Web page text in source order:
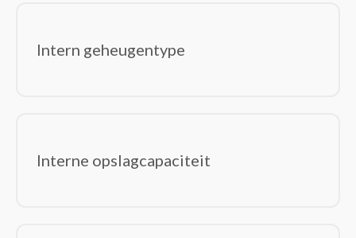
Intern geheugentype
Interne opslagcapaciteit